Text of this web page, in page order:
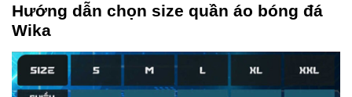
Hướng dẫn chọn size quần áo bóng đá
Wika